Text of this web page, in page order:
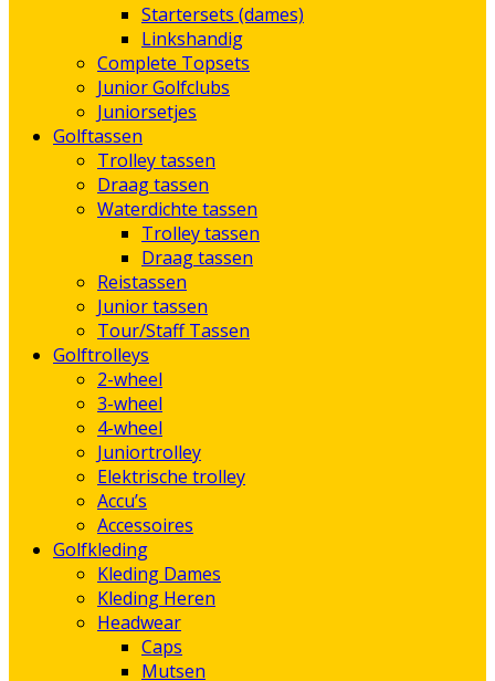
Startersets (dames)
Linkshandig
Complete Topsets
Junior Golfclubs
Juniorsetjes
Golftassen
Trolley tassen
Draag tassen
Waterdichte tassen
Trolley tassen
Draag tassen
Reistassen
Junior tassen
Tour/Staff Tassen
Golftrolleys
2-wheel
3-wheel
4-wheel
Juniortrolley
Elektrische trolley
Accu’s
Accessoires
Golfkleding
Kleding Dames
Kleding Heren
Headwear
Caps
Mutsen